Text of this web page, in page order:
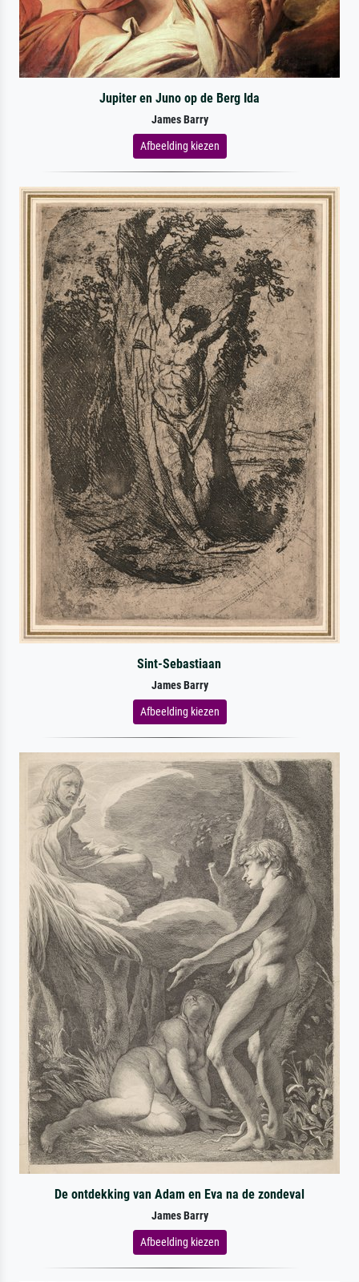
Jupiter en Juno op de Berg Ida
James Barry
Afbeelding kiezen
Sint-Sebastiaan
James Barry
Afbeelding kiezen
De ontdekking van Adam en Eva na de zondeval
James Barry
Afbeelding kiezen